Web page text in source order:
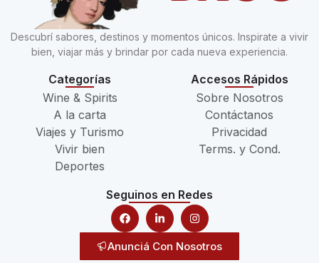
Descubrí sabores, destinos y momentos únicos. Inspirate a vivir
bien, viajar más y brindar por cada nueva experiencia.
Categorías
Wine & Spirits
A la carta
Viajes y Turismo
Vivir bien
Deportes
Accesos Rápidos
Sobre Nosotros
Contáctanos
Privacidad
Terms. y Cond.
Seguinos en Redes
Anunciá Con Nosotros